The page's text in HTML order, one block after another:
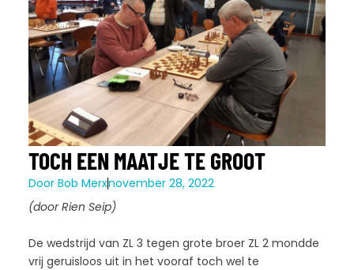
TOCH EEN MAATJE TE GROOT
DoorBob Merxnovember 28, 2022
(door Rien Seip)
De wedstrijd van ZL 3 tegen grote broer ZL 2 mondde
vrij geruisloos uit in het vooraf toch wel te